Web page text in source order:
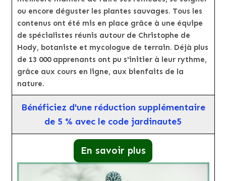
ou encore déguster les plantes sauvages. Tous les
contenus ont été mis en place grâce à une équipe
de spécialistes réunis autour de Christophe de
Hody, botaniste et mycologue de terrain. Déjà plus
de 13 000 apprenants ont pu s'initier à leur rythme,
grâce aux cours en ligne, aux bienfaits de la
nature.
Bénéficiez d'une réduction supplémentaire
de 5 % avec le code jardinaute5
En savoir plus